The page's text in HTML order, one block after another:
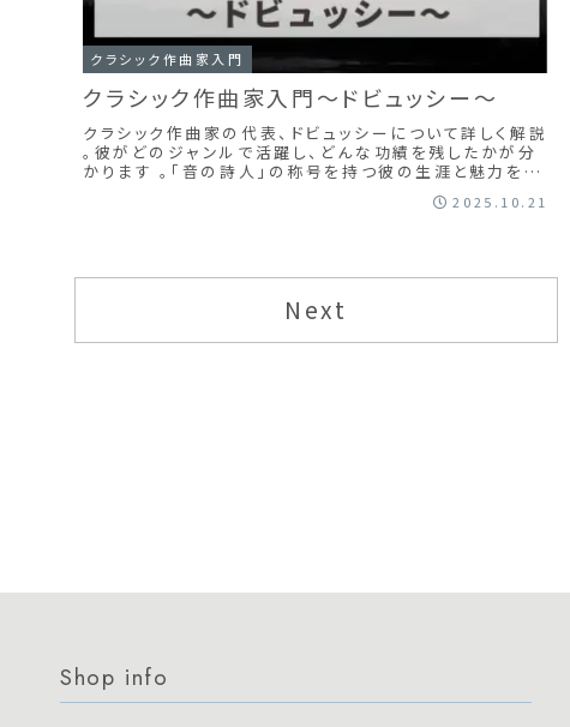
クラシック作曲家入門
クラシック作曲家入門～ドビュッシー～
クラシック作曲家の代表、ドビュッシーについて詳しく解説
。彼がどのジャンルで活躍し、どんな功績を残したかが分
かります 。「音の詩人」の称号を持つ彼の生涯と魅力を紐
2025.10.21
Next
Shop info